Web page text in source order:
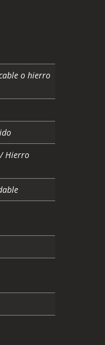
o hierro
Hierro